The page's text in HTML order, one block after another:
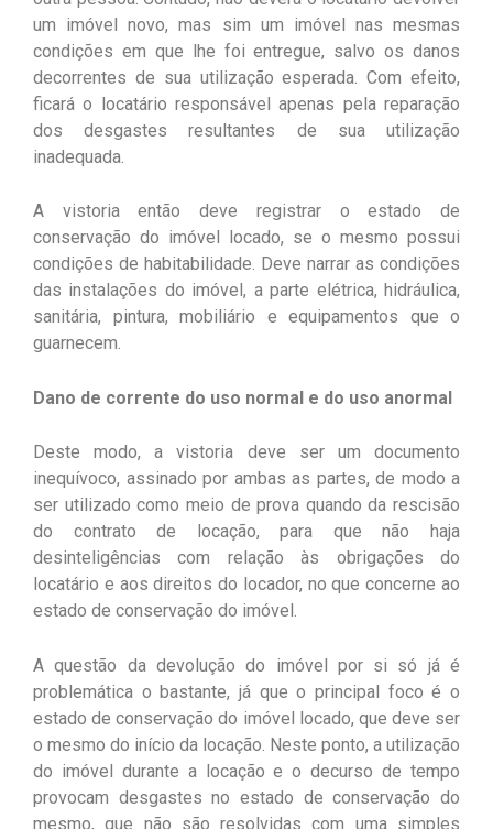
um imóvel novo, mas sim um imóvel nas mesmas
condições em que lhe foi entregue, salvo os danos
decorrentes de sua utilização esperada. Com efeito,
ficará o locatário responsável apenas pela reparação
dos desgastes resultantes de sua utilização
inadequada.
A vistoria então deve registrar o estado de
conservação do imóvel locado, se o mesmo possui
condições de habitabilidade. Deve narrar as condições
das instalações do imóvel, a parte elétrica, hidráulica,
sanitária, pintura, mobiliário e equipamentos que o
guarnecem.
Dano de corrente do uso normal e do uso anormal
Deste modo, a vistoria deve ser um documento
inequívoco, assinado por ambas as partes, de modo a
ser utilizado como meio de prova quando da rescisão
do contrato de locação, para que não haja
desinteligências com relação às obrigações do
locatário e aos direitos do locador, no que concerne ao
estado de conservação do imóvel.
A questão da devolução do imóvel por si só já é
problemática o bastante, já que o principal foco é o
estado de conservação do imóvel locado, que deve ser
o mesmo do início da locação. Neste ponto, a utilização
do imóvel durante a locação e o decurso de tempo
provocam desgastes no estado de conservação do
mesmo, que não são resolvidas com uma simples